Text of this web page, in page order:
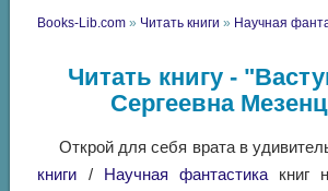
Books-Lib.com » Читать книги » Научная
Читать книгу -
Сергеевна
Открой для себя врата в
книги / Научная фантастикакниг